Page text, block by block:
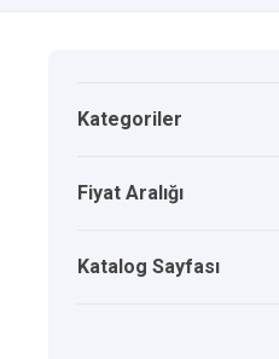
Kategoriler
Fiyat Aralığı
Katalog Sayfası